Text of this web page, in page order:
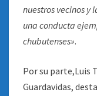
nuestros vecinos
una conducta
chubutenses».
Por su parte,Luis
Guardavidas,